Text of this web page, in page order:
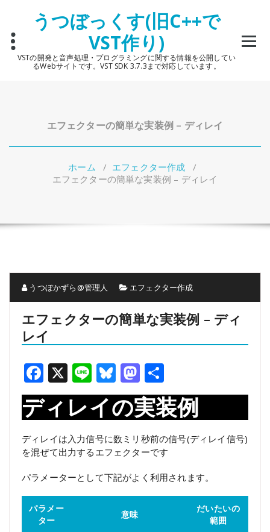
うつぼっくす(旧C++で
VST作り)
VSTの開発と音声処理・プログラミングに関する情報を公開してい
るWebサイトです。VST SDK 3.7.3まで対応しています。
エフェクターの簡単な実装例 – ディレイ
ホーム / エフェクター作成 /
エフェクターの簡単な実装例 – ディレイ
うつぼかずら@管理人 エフェクター作成
エフェクターの簡単な実装例 – ディ
レイ
Facebook
X LineBluesky
Mastodon
有
ディレイの実装例
ディレイは入力信号に数ミリ秒前の信号(ディレイ信号)
を混ぜて出力するエフェクターです
パラメーターとして下記がよく利用されます。
パラメー
ター
意味
だいたいの
範囲